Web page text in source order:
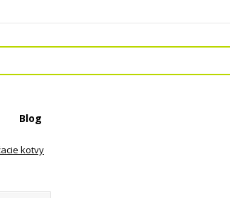
Blog
kotvy